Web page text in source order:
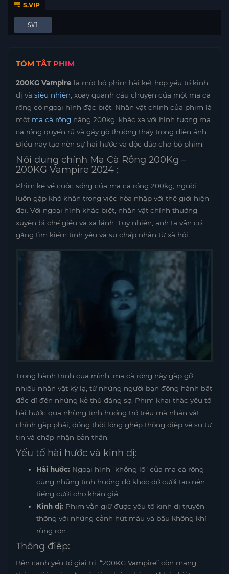
S.VIP
SV1
TÓM TẮT PHIM
200KG Vampire là một bộ phim hài kết hợp yếu tố kinh
dị và siêu nhiên, xoay quanh câu chuyện của một ma cà
rồng có ngoại hình đặc biệt. Nhân vật chính của phim là
một ma cà rồng nặng 200kg, khác xa với hình tượng ma
cà rồng quyến rũ và gầy gò thường thấy trong điện ảnh.
Điều này tạo nên sự hài hước và độc đáo cho bộ phim.
Nội dung chính Ma Cà Rồng 200Kg –
200KG Vampire 2024 :
Phim kể về cuộc sống của ma cà rồng 200kg, người
luôn gặp khó khăn trong việc hòa nhập với thế giới hiện
đại. Với ngoại hình khác biệt, nhân vật chính thường
xuyên bị chế giễu và xa lánh. Tuy nhiên, anh ta vẫn cố
gắng tìm kiếm tình yêu và sự chấp nhận từ xã hội.
Trong hành trình của mình, ma cà rồng này gặp gỡ
nhiều nhân vật kỳ lạ, từ những người bạn đồng hành bất
đắc dĩ đến những kẻ thù đáng sợ. Phim khai thác yếu tố
hài hước qua những tình huống trớ trêu mà nhân vật
chính gặp phải, đồng thời lồng ghép thông điệp về sự tự
tin và chấp nhận bản thân.
Yếu tố hài hước và kinh dị:
Hài hước: Ngoại hình “khổng lồ” của ma cà rồng
cùng những tình huống dở khóc dở cười tạo nên
tiếng cười cho khán giả.
Kinh dị: Phim vẫn giữ được yếu tố kinh dị truyền
thống với những cảnh hút máu và bầu không khí
rùng rợn.
Thông điệp:
Bên cạnh yếu tố giải trí, “200KG Vampire” còn mang